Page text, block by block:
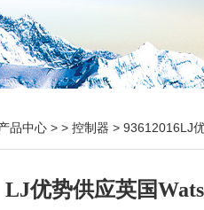
品中心 > > 控制器 > 93612016LJ
LJ优势供应英国